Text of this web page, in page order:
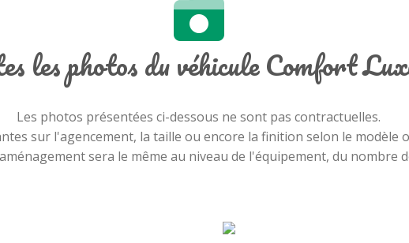
les photos du véhicule Comfort
Les photos présentées ci-dessous ne sont pas contractuelles.
sur l'agencement, la taille ou encore la finition selon le modèle
sera le même au niveau de l'équipement, du nombre